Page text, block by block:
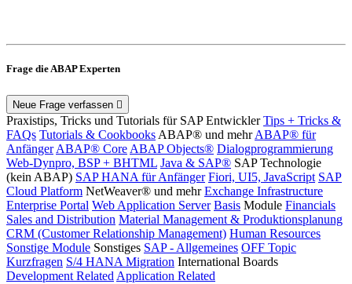
Frage die ABAP Experten
Neue Frage verfassen
Praxistips, Tricks und Tutorials für SAP Entwickler Tips + Tricks &
FAQs Tutorials & CookbooksABAP® und mehrABAP® für
AnfängerABAP® CoreABAP Objects® Dialogprogrammierung
Web-Dynpro, BSP + BHTML Java & SAP® SAP Technologie
(kein ABAP) SAP HANA für Anfänger Fiori, UI5, JavaScript SAP
Cloud Platform NetWeaver® und mehr Exchange Infrastructure
Enterprise Portal Web Application Server Basis Module Financials
Sales and Distribution Material Management & Produktionsplanung
CRM (Customer Relationship Management) Human Resources
Sonstige Module Sonstiges SAP - Allgemeines OFF Topic
Kurzfragen S/4 HANA Migration International Boards
Development RelatedApplication Related